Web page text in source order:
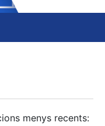
menys recents: